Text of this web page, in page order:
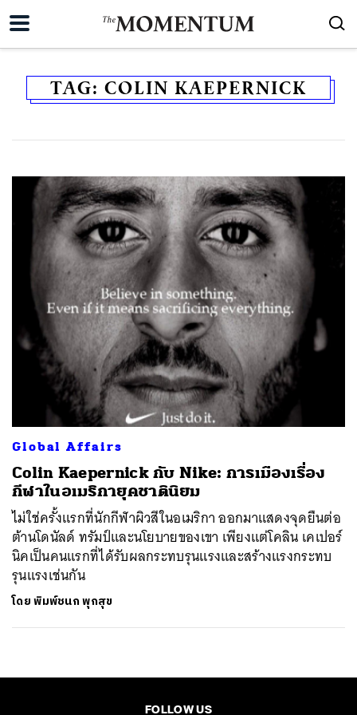
TAG: COLIN KAEPERNICK
Global Affairs
Colin Kaepernick กับ Nike: การเมืองเรื่อง
กีฬาในอเมริกายุคชาตินิยม
ไม่ใช่ครั้งแรกที่นักกีฬาผิวสีในอเมริกา ออกมาแสดงจุดยืนต่อ
ต้านโดนัลด์ ทรัมป์และนโยบายของเขา เพียงแต่โคลิน เคเปอร์
นิคเป็นคนแรกที่ได้รับผลกระทบรุนแรงและสร้างแรงกระทบ
รุนแรงเช่นกัน
โดยพิมพ์ชนก พุกสุข
FOLLOW US
ค้นหา
SHARE TWEET LINE EMAIL